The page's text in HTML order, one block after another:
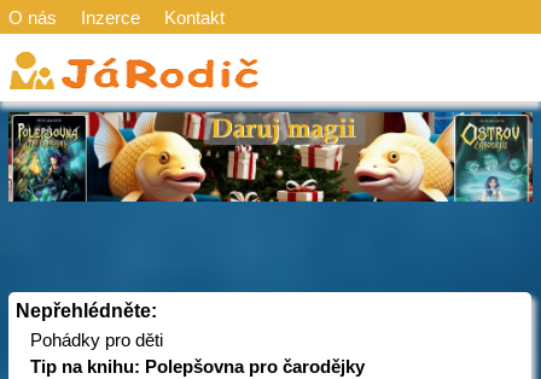
O nás Inzerce Kontakt
Nepřehlédněte:
Pohádky pro děti
Tip na knihu: Polepšovna pro čarodějky